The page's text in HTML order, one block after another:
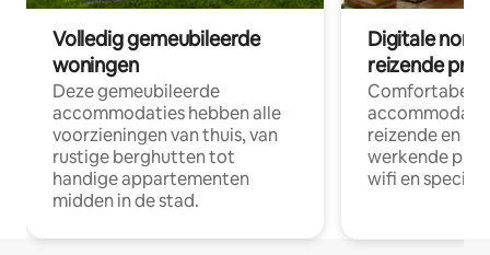
Volledig gemeubileerde
woningen
Deze gemeubileerde
accommodaties hebben alle
voorzieningen van thuis, van
rustige berghutten tot
handige appartementen
midden in de stad.
Digitale
reizende
Comfortabele
reizende en
werkende
wifi en